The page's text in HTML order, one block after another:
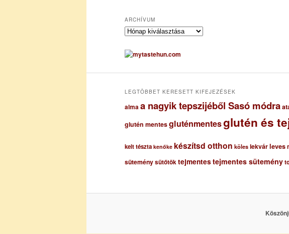
ARCHÍVUM
A
c
h
uLEGTÖBBET KERESETT KIFEJEZÉSEK
almaa nagyik tepszijéből Sasó módra
glutén mentesgluténmentesglutén és
kelt tészta kenőke készítsd otthon köles lekvárleves
süteménysütőtöktejmentestejmentes sütemény